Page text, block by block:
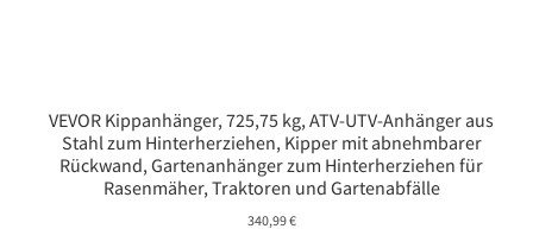
VEVOR Kippanhänger, 725,75 kg, ATV-UTV-Anhänger aus
Stahl zum Hinterherziehen, Kipper mit abnehmbarer
Rückwand, Gartenanhänger zum Hinterherziehen für
Rasenmäher, Traktoren und Gartenabfälle
340,99€